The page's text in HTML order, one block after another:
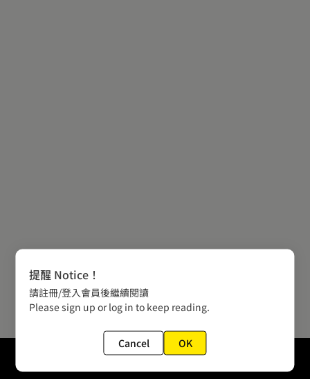
提醒 Notice！
請註冊/登入會員後繼續閱讀
Please sign up or log in to keep reading.
Cancel OK